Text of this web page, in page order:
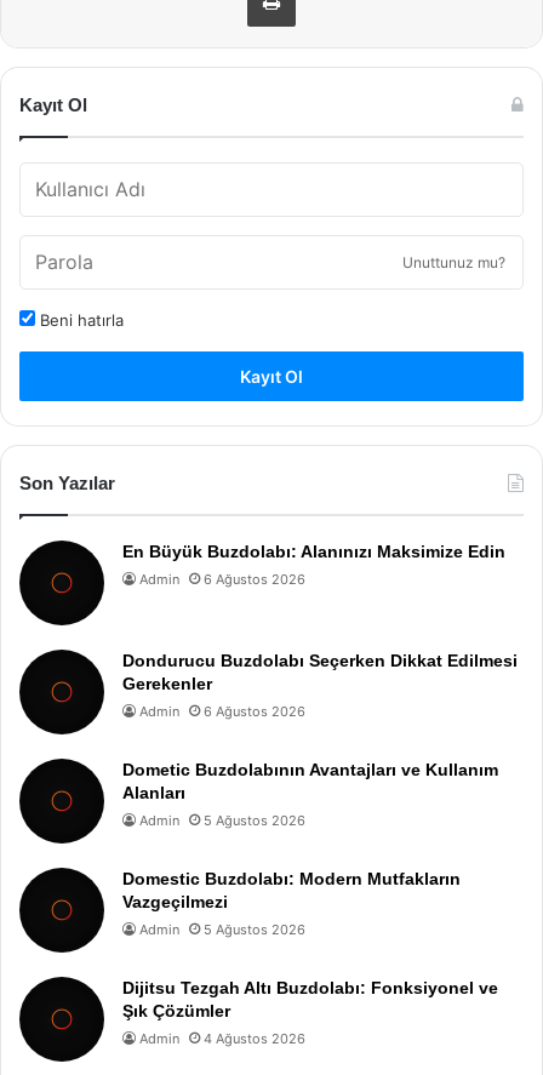
Kayıt Ol
Unuttunuz mu?
Beni hatırla
Kayıt Ol
Son Yazılar
En Büyük Buzdolabı: Alanınızı Maksimize Edin
Admin 6 Ağustos 2026
Dondurucu Buzdolabı Seçerken Dikkat Edilmesi
Gerekenler
Admin 6 Ağustos 2026
Dometic Buzdolabının Avantajları ve Kullanım
Alanları
Admin 5 Ağustos 2026
Domestic Buzdolabı: Modern Mutfakların
Vazgeçilmezi
Admin 5 Ağustos 2026
Dijitsu Tezgah Altı Buzdolabı: Fonksiyonel ve
Şık Çözümler
Admin 4 Ağustos 2026